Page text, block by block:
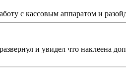
с кассовым аппаратом и
и увидел что наклеена